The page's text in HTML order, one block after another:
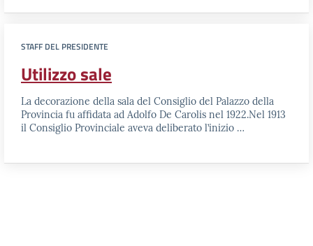
STAFF DEL PRESIDENTE
Utilizzo sale
La decorazione della sala del Consiglio del Palazzo della
Provincia fu affidata ad Adolfo De Carolis nel 1922.Nel 1913
il Consiglio Provinciale aveva deliberato l’inizio …